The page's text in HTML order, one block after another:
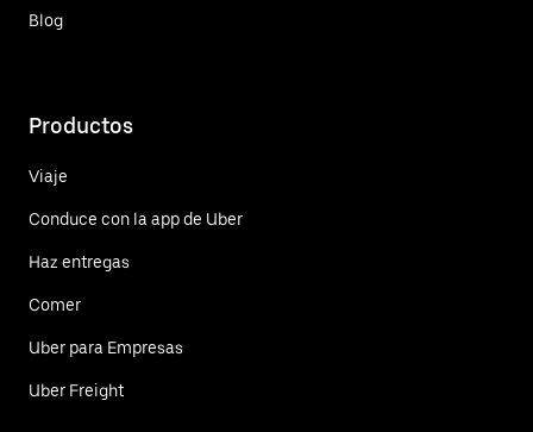
Blog
Productos
Viaje
Conduce con la app de Uber
Haz entregas
Comer
Uber para Empresas
Uber Freight